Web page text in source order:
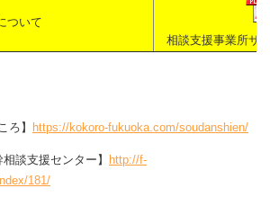
いて
相談支援事業所サ
ろ】 https://kokoro-fukuoka.com/soudanshien/
談支援センター】
http://f-
181/